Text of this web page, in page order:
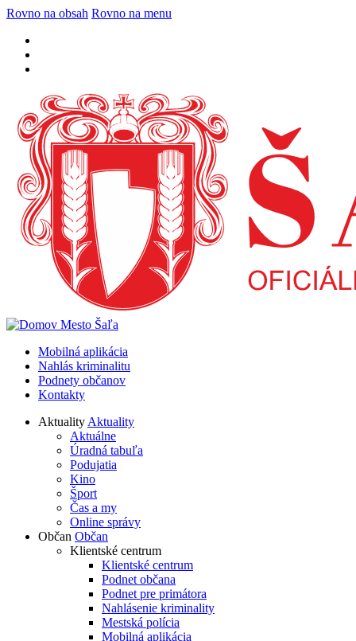
Rovno na obsah Rovno na menu
Mobilná aplikácia
Nahlás kriminalitu
Podnety občanov
Kontakty
AktualityAktuality
Aktuálne
Úradná tabuľa
Podujatia
Kino
Šport
Čas a my
Online správy
Občan Občan
Klientské centrum
Klientské centrum
Podnet občana
Podnet pre primátora
Nahlásenie kriminality
Mestská polícia
Mobilná aplikácia